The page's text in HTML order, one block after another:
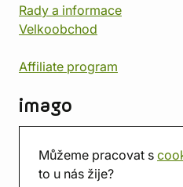
Můžeme pracovat s
to u nás žije?
Rady a informace
Velkoobchod
Affiliate program
imago
Prodejna
Herna